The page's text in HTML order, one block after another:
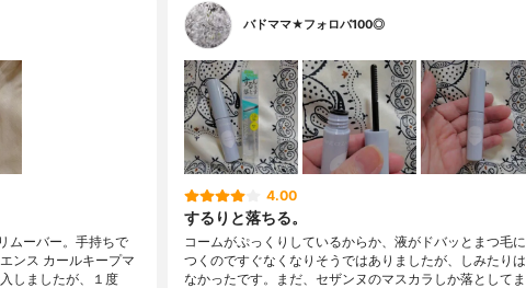
ムーバー。手持ちで
ンス カールキープマ
しましたが、１度
バドママ★フォロバ100◎
4.00
するりと落ちる。
コームがぷっくりしているからか、液がドバッとまつ毛に
つくのですぐなくなりそうではありましたが、しみたりは
なかったです。まだ、セザンヌのマスカラしか落としてま